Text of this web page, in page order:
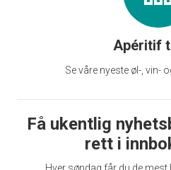
Apéritif
Se våre nyeste øl-, vin-
Få ukentlig
rett i